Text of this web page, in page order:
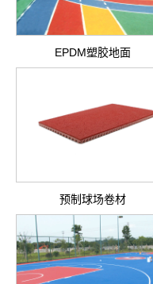
EPDM塑胶地面
预制球场卷材